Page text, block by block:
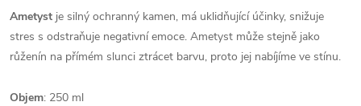
Ametyst je silný ochranný kamen, má uklidňující účinky, snižuje
stres s odstraňuje negativní emoce. Ametyst může stejně jako
růženín na přímém slunci ztrácet barvu, proto jej nabíjíme ve stínu.
Objem: 250 ml